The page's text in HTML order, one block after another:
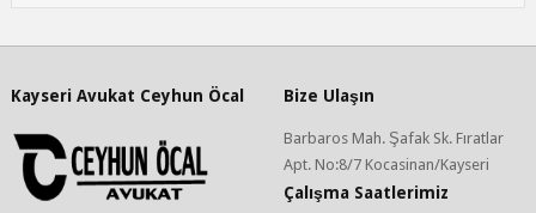
Kayseri Avukat Ceyhun Öcal Bize Ulaşın
Barbaros Mah. Şafak Sk. Fıratlar
Apt. No:8/7 Kocasinan/Kayseri
Çalışma Saatlerimiz